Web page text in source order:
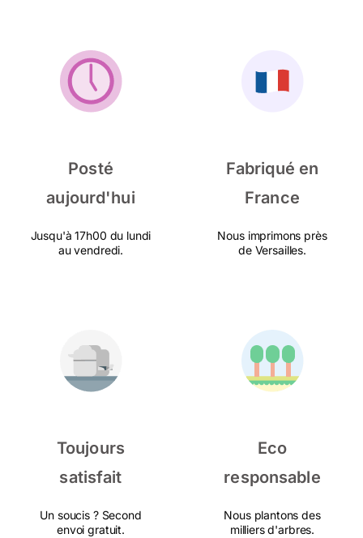
Posté
aujourd'hui
Jusqu'à 17h00 du lundi
au vendredi.
Fabriqué en
France
Nous imprimons près
de Versailles.
Toujours
satisfait
Un soucis ? Second
envoi gratuit.
Eco
responsable
Nous plantons des
milliers d'arbres.